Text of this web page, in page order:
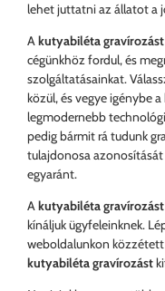
lehet juttatni az állatot a
Akutyabiléta gravírozást
cégünkhöz fordul, és
szolgáltatásainkat.
közül, és vegye igénybe a
legmodernebb
pedig bármit rá tudunk
tulajdonosa
egyaránt.
Akutyabiléta gravírozást
kínáljuk ügyfeleinknek.
weboldalunkon közzétett
kutyabiléta gravírozást